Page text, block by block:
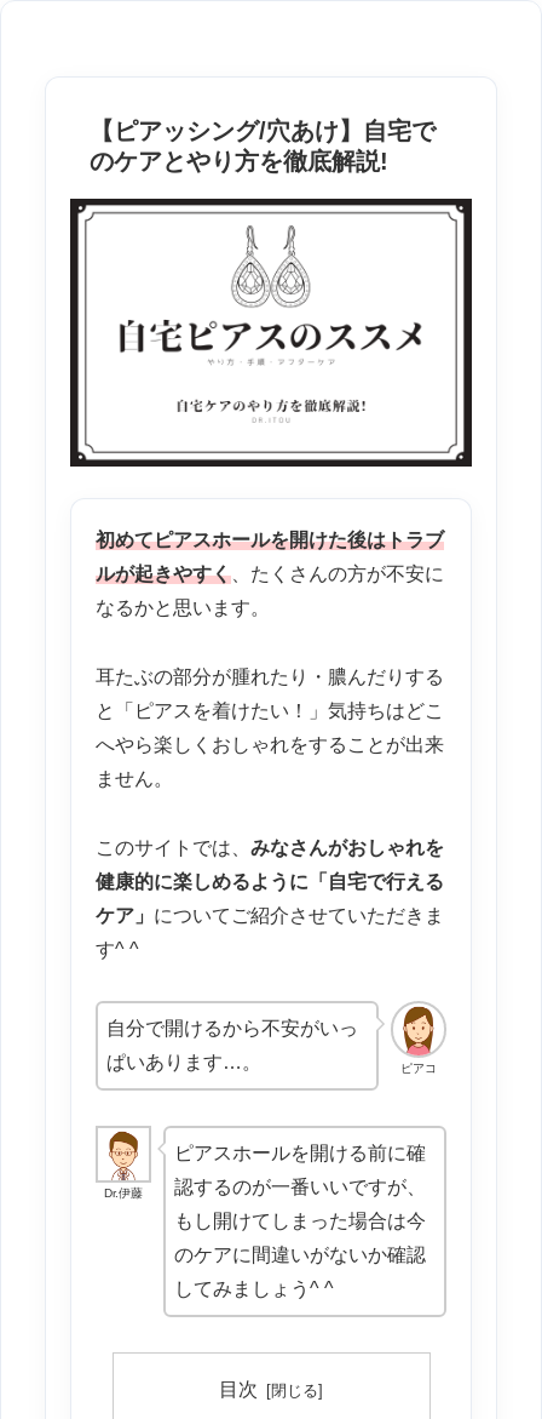
【ピアッシング/穴あけ】自宅で
のケアとやり方を徹底解説!
初めてピアスホールを開けた後はトラブ
ルが起きやすく 、たくさんの方が不安に
なるかと思います。
耳たぶの部分が腫れたり・膿んだりする
と「ピアスを着けたい！」気持ちはどこ
へやら楽しくおしゃれをすることが出来
ません。
このサイトでは、 みなさんがおしゃれを
健康的に楽しめるように「自宅で行える
ケア」 についてご紹介させていただきま
す^ ^
ピアコ
自分で開けるから不安がいっ
ぱいあります…。
Dr.伊藤
ピアスホールを開ける前に確
認するのが一番いいですが、
もし開けてしまった場合は今
のケアに間違いがないか確認
してみましょう^ ^
目次